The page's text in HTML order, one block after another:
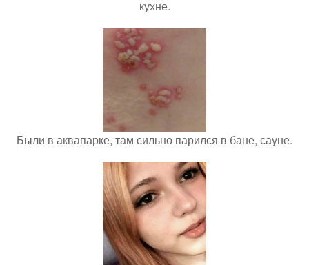
кухне.
Были в аквапарке, там сильно парился в бане, сауне.